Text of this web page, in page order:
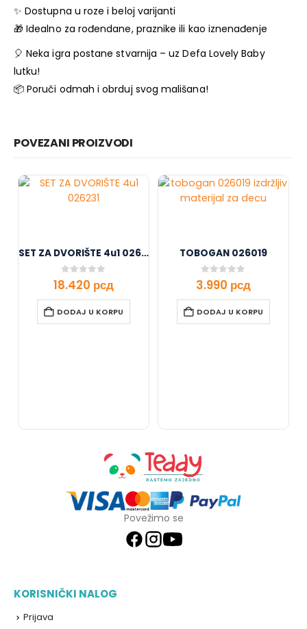
✨ Dostupna u roze i beloj varijanti
🎁 Idealno za rođendane, praznike ili kao iznenađenje
🎈 Neka igra postane stvarnija – uz Defa Lovely Baby
lutku!
📦 Poruči odmah i obrduj svog mališana!
POVEZANI PROIZVODI
SET ZA DVORIŠTE 4u1 026231
0 out of 5
18.420 рсд
DODAJ U KORPU
TOBOGAN 026019
0 out of 5
3.990 рсд
DODAJ U KORPU
Povežimo se
KORISNIČKI NALOG
Prijava